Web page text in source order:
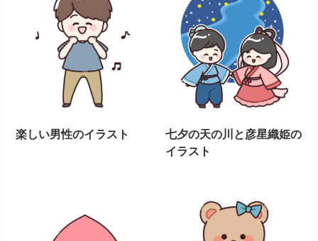
楽しい男性のイラスト
七夕の天の川と彦星織姫の
イラスト